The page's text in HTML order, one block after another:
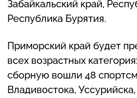
Забайкальский край,
Республика Бурятия.
Приморский край будет
всех возрастных
сборную вошли 48
Владивостока,